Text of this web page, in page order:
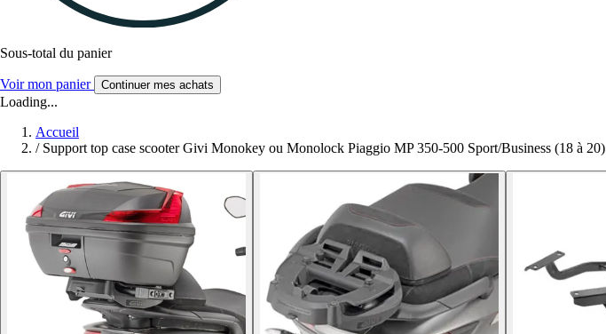
Sous-total du panier
Voir mon panier Continuer mes achats
Loading...
Accueil
/ Support top case scooter Givi Monokey ou Monolock Piaggio MP 350-500 Sport/Business (18 à 20)